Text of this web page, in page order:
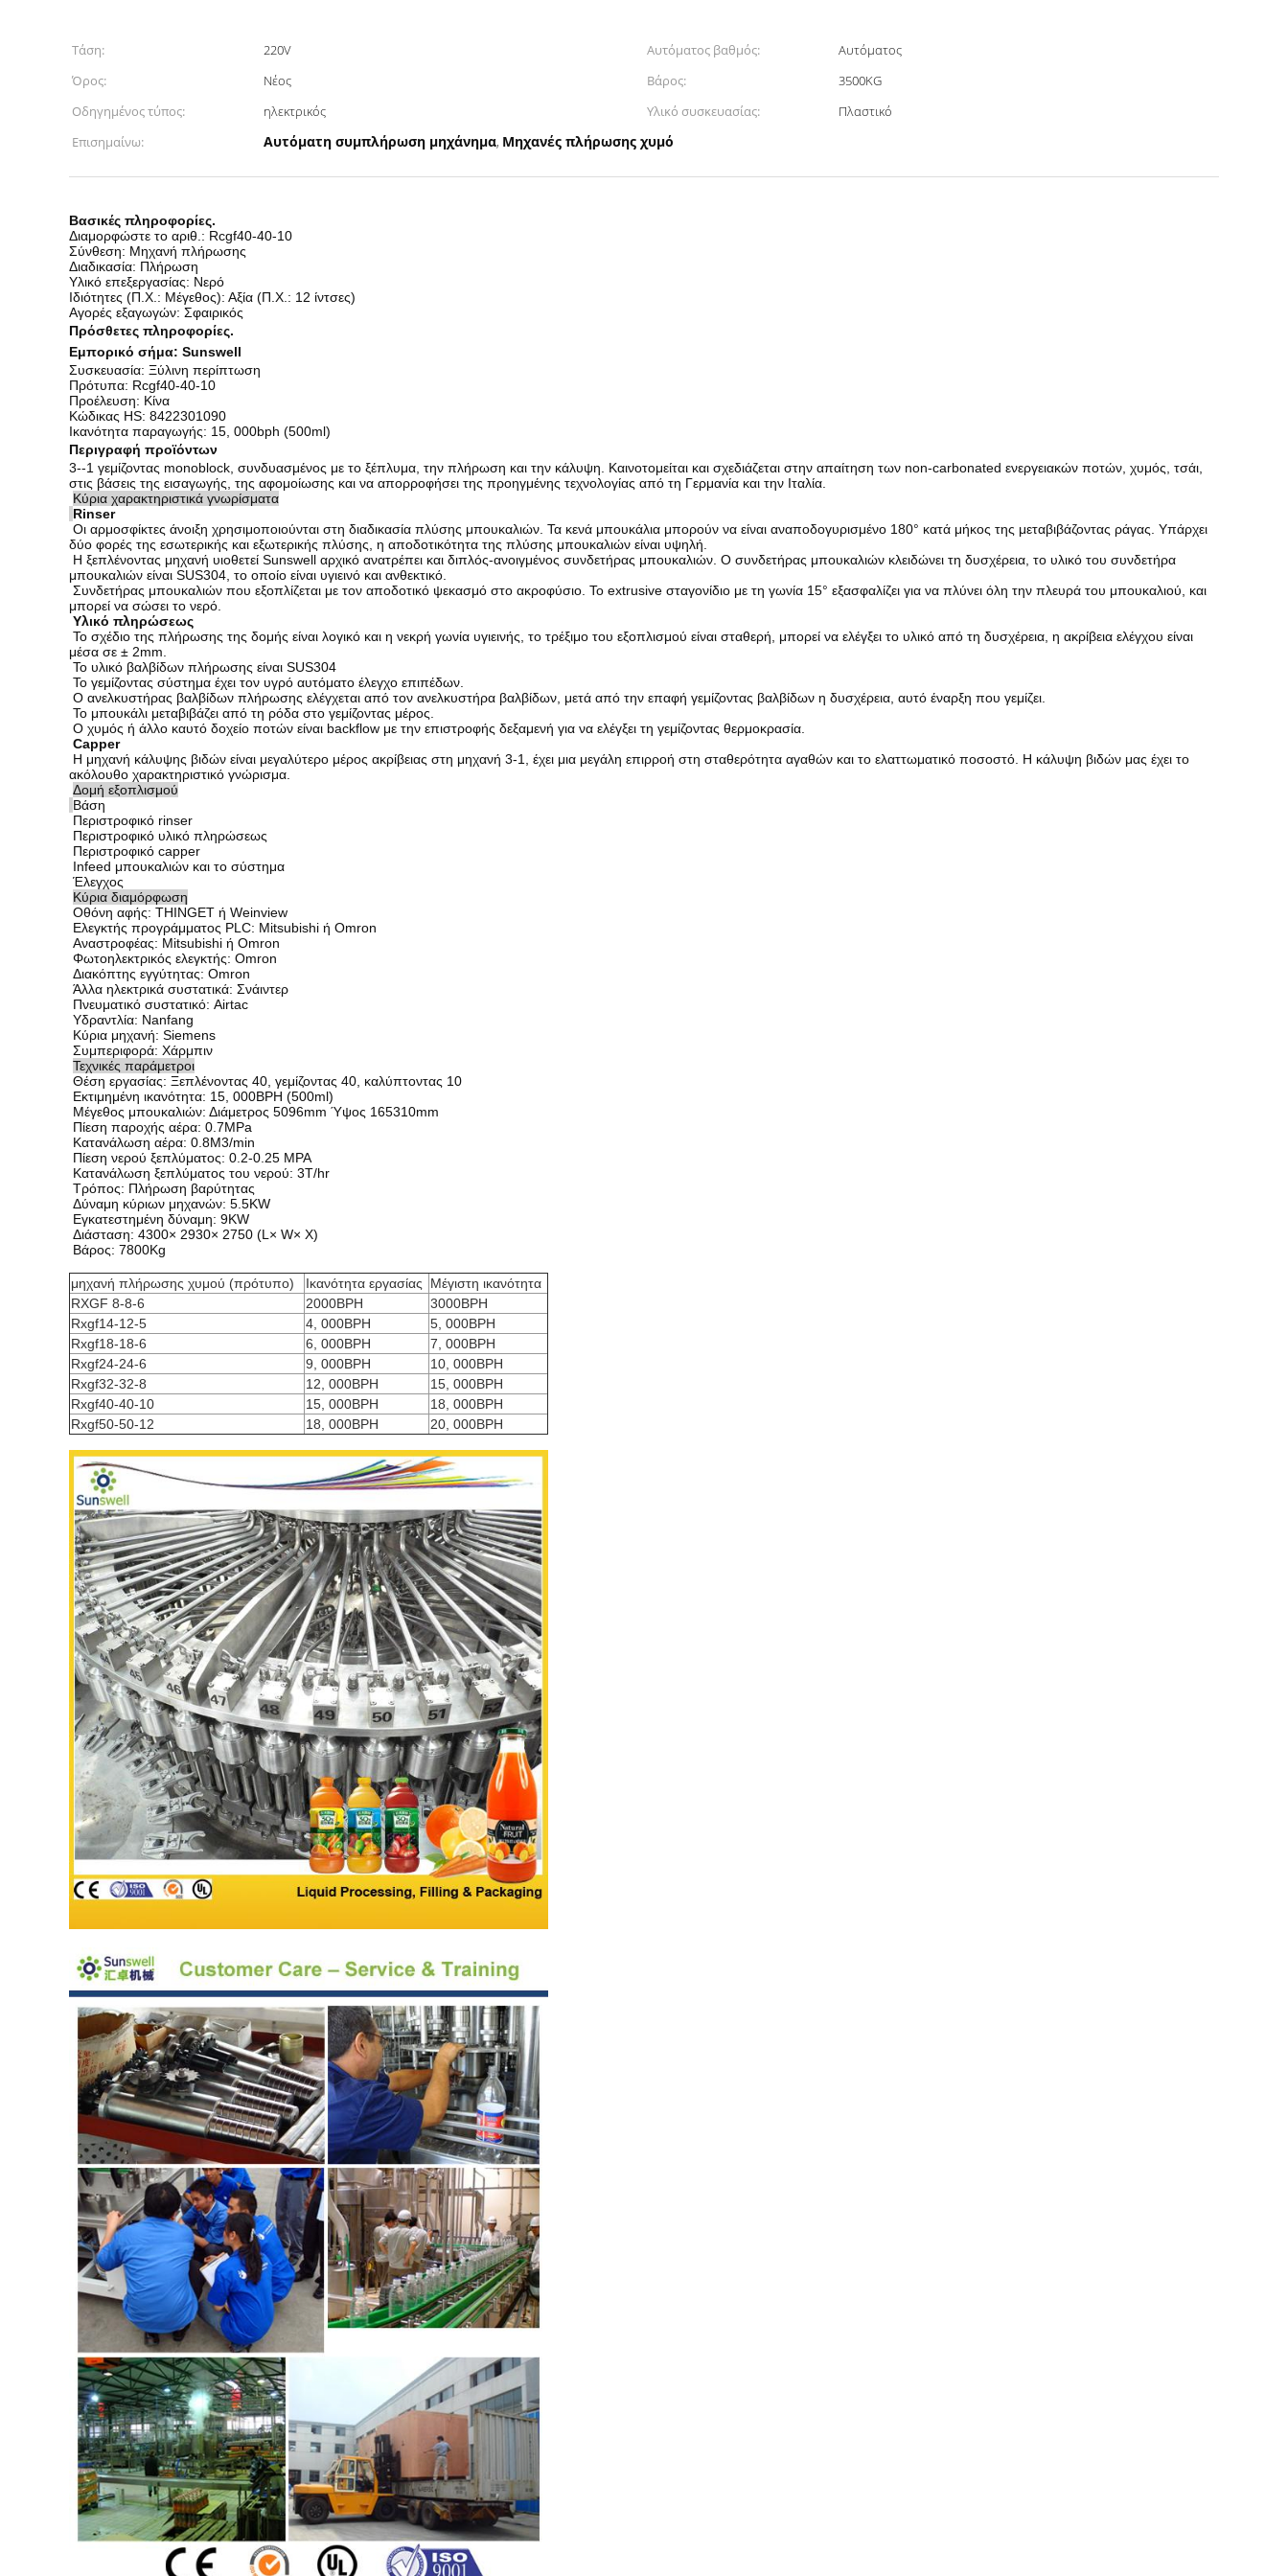
Τάση: 220V Αυτόματος βαθμός:
Αυτόματος
Όρος:
Νέος Βάρος:
3500KG
Οδηγημένος τύπος:
ηλεκτρικός Υλικό συσκευασίας:
Πλαστικό
Επισημαίνω:
Αυτόματη συμπλήρωση μηχάνημα, Μηχανές πλήρωσης χυμό
Βασικές πληροφορίες.
Διαμορφώστε το αριθ.: Rcgf40-40-10
Σύνθεση: Μηχανή πλήρωσης
Διαδικασία: Πλήρωση
Υλικό επεξεργασίας: Νερό
Ιδιότητες (Π.Χ.: Μέγεθος): Αξία (Π.Χ.: 12 ίντσες)
Αγορές εξαγωγών: Σφαιρικός
Πρόσθετες πληροφορίες.
Εμπορικό σήμα: Sunswell
Συσκευασία: Ξύλινη περίπτωση
Πρότυπα: Rcgf40-40-10
Προέλευση: Κίνα
Κώδικας HS: 8422301090
Ικανότητα παραγωγής: 15, 000bph (500ml)
Περιγραφή προϊόντων
3--1 γεμίζοντας monoblock, συνδυασμένος με το ξέπλυμα, την πλήρωση και την κάλυψη. Καινοτομείται και σχεδιάζεται στην απαίτηση των non-carbonated ενεργειακών ποτών, χυμός, τσάι,
στις βάσεις της εισαγωγής, της αφομοίωσης και να απορροφήσει της προηγμένης τεχνολογίας από τη Γερμανία και την Ιταλία.
Κύρια χαρακτηριστικά γνωρίσματα
Rinser
Οι αρμοσφίκτες άνοιξη χρησιμοποιούνται στη διαδικασία πλύσης μπουκαλιών. Τα κενά μπουκάλια μπορούν να είναι αναποδογυρισμένο 180° κατά μήκος της μεταβιβάζοντας ράγας. Υπάρχει
δύο φορές της εσωτερικής και εξωτερικής πλύσης, η αποδοτικότητα της πλύσης μπουκαλιών είναι υψηλή.
Η ξεπλένοντας μηχανή υιοθετεί Sunswell αρχικό ανατρέπει και διπλός-ανοιγμένος συνδετήρας μπουκαλιών. Ο συνδετήρας μπουκαλιών κλειδώνει τη δυσχέρεια, το υλικό του συνδετήρα
μπουκαλιών είναι SUS304, το οποίο είναι υγιεινό και ανθεκτικό.
Συνδετήρας μπουκαλιών που εξοπλίζεται με τον αποδοτικό ψεκασμό στο ακροφύσιο. Το extrusive σταγονίδιο με τη γωνία 15° εξασφαλίζει για να πλύνει όλη την πλευρά του μπουκαλιού, και
μπορεί να σώσει το νερό.
Υλικό πληρώσεως
Το σχέδιο της πλήρωσης της δομής είναι λογικό και η νεκρή γωνία υγιεινής, το τρέξιμο του εξοπλισμού είναι σταθερή, μπορεί να ελέγξει το υλικό από τη δυσχέρεια, η ακρίβεια ελέγχου είναι
μέσα σε ± 2mm.
Το υλικό βαλβίδων πλήρωσης είναι SUS304
Το γεμίζοντας σύστημα έχει τον υγρό αυτόματο έλεγχο επιπέδων.
Ο ανελκυστήρας βαλβίδων πλήρωσης ελέγχεται από τον ανελκυστήρα βαλβίδων, μετά από την επαφή γεμίζοντας βαλβίδων η δυσχέρεια, αυτό έναρξη που γεμίζει.
Το μπουκάλι μεταβιβάζει από τη ρόδα στο γεμίζοντας μέρος.
Ο χυμός ή άλλο καυτό δοχείο ποτών είναι backflow με την επιστροφής δεξαμενή για να ελέγξει τη γεμίζοντας θερμοκρασία.
Capper
Η μηχανή κάλυψης βιδών είναι μεγαλύτερο μέρος ακρίβειας στη μηχανή 3-1, έχει μια μεγάλη επιρροή στη σταθερότητα αγαθών και το ελαττωματικό ποσοστό. Η κάλυψη βιδών μας έχει το
ακόλουθο χαρακτηριστικό γνώρισμα.
Δομή εξοπλισμού
Βάση
Περιστροφικό rinser
Περιστροφικό υλικό πληρώσεως
Περιστροφικό capper
Infeed μπουκαλιών και το σύστημα
Έλεγχος
Κύρια διαμόρφωση
Οθόνη αφής: THINGET ή Weinview
Ελεγκτής προγράμματος PLC: Mitsubishi ή Omron
Αναστροφέας: Mitsubishi ή Omron
Φωτοηλεκτρικός ελεγκτής: Omron
Διακόπτης εγγύτητας: Omron
Άλλα ηλεκτρικά συστατικά: Σνάιντερ
Πνευματικό συστατικό: Airtac
Υδραντλία: Nanfang
Κύρια μηχανή: Siemens
Συμπεριφορά: Χάρμπιν
Τεχνικές παράμετροι
Θέση εργασίας: Ξεπλένοντας 40, γεμίζοντας 40, καλύπτοντας 10
Εκτιμημένη ικανότητα: 15, 000BPH (500ml)
Μέγεθος μπουκαλιών: Διάμετρος 5096mm Ύψος 165310mm
Πίεση παροχής αέρα: 0.7MPa
Κατανάλωση αέρα: 0.8M3/min
Πίεση νερού ξεπλύματος: 0.2-0.25 MPA
Κατανάλωση ξεπλύματος του νερού: 3T/hr
Τρόπος: Πλήρωση βαρύτητας
Δύναμη κύριων μηχανών: 5.5KW
Εγκατεστημένη δύναμη: 9KW
Διάσταση: 4300× 2930× 2750 (L× W× Χ)
Βάρος: 7800Kg
μηχανή πλήρωσης χυμού (πρότυπο) Ικανότητα εργασίας
Μέγιστη ικανότητα
RXGF 8-8-6
2000BPH
3000BPH
Rxgf14-12-5
4, 000BPH
5, 000BPH
Rxgf18-18-6
6, 000BPH
7, 000BPH
Rxgf24-24-6
9, 000BPH
10, 000BPH
Rxgf32-32-8
12, 000BPH
15, 000BPH
Rxgf40-40-10
15, 000BPH
18, 000BPH
Rxgf50-50-12
18, 000BPH 20, 000BPH